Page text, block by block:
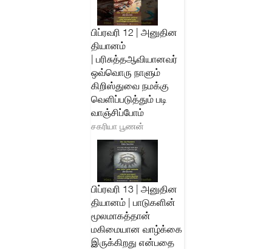
பிப்ரவரி 12 | அனுதின
தியானம்
| பரிசுத்தஆவியானவர்
ஒவ்வொரு நாளும்
கிறிஸ்துவை நமக்கு
வெளிப்படுத்தும் படி
வாஞ்சிப்போம்
சகரியா பூணன்
பிப்ரவரி 13 | அனுதின
தியானம் | பாடுகளின்
மூலமாகத்தான்
மகிமையான வாழ்க்கை
இருக்கிறது என்பதை